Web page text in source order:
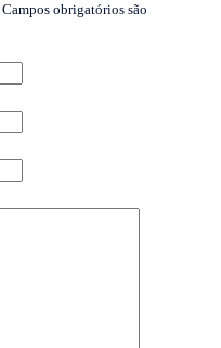
Campos obrigatórios são